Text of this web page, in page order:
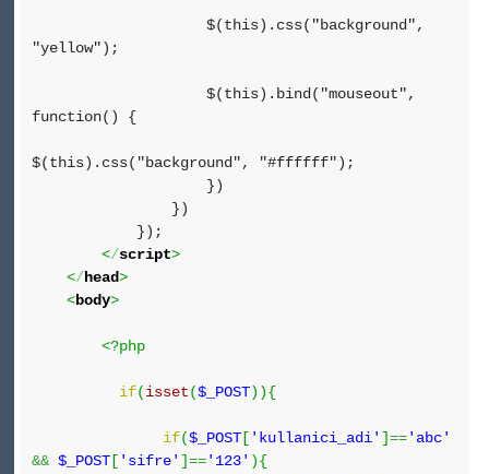
$(this).css("background",
"yellow");
$(this).bind("mouseout",
function() {
$(this).css("background", "#ffffff");
})
})
});
</script>
</head>
<body>
<?php
if(isset($_POST) ){
if($_POST [ 'kullanici_adi' ]=='abc'
&& $_POST [ 'sifre' ]=='123' ){